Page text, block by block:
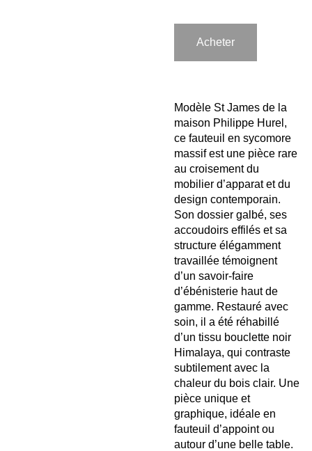
Acheter
Modèle St James de la
maison Philippe Hurel,
ce fauteuil en sycomore
massif est une pièce rare
au croisement du
mobilier d’apparat et du
design contemporain.
Son dossier galbé, ses
accoudoirs effilés et sa
structure élégamment
travaillée témoignent
d’un savoir-faire
d’ébénisterie haut de
gamme. Restauré avec
soin, il a été réhabillé
d’un tissu bouclette noir
Himalaya, qui contraste
subtilement avec la
chaleur du bois clair. Une
pièce unique et
graphique, idéale en
fauteuil d’appoint ou
autour d’une belle table.